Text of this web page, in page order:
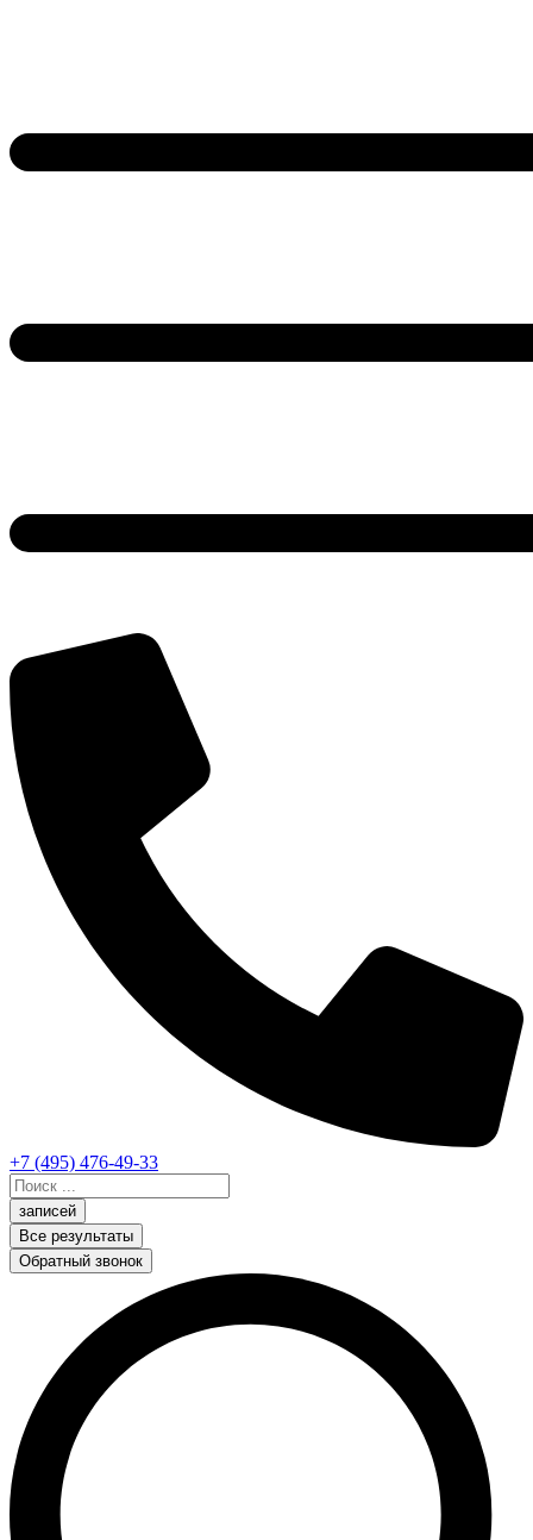
+7 (495) 476-49-33
Search
...записей
Все результаты
Обратный звонок